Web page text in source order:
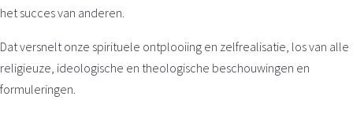
het succes van anderen.
Dat versnelt onze spirituele ontplooiing en zelfrealisatie, los van alle
religieuze, ideologische en theologische beschouwingen en
formuleringen.